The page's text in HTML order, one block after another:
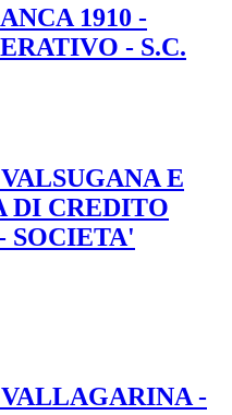
1910 -
- S.C.
E
DI CREDITO
SOCIETA'
-